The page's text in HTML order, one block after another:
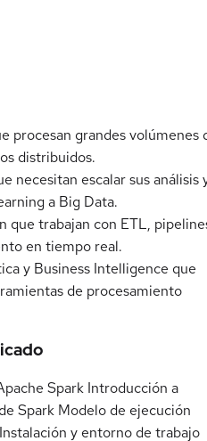
procesan grandes volúmenes
distribuidos.
necesitan escalar sus análisis
a Big Data.
que trabajan con ETL,
en tiempo real.
y Business Intelligence que
de procesamiento
Spark Introducción a
Spark Modelo de ejecución
y entorno de trabajo